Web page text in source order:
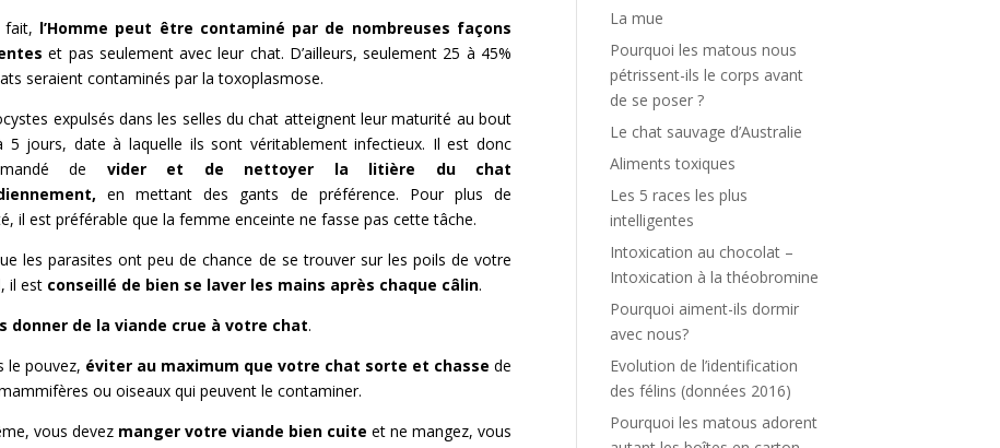
fait, l’Homme peut être contaminé par de nombreuses façons
et pas seulement avec leur chat. D’ailleurs, seulement 25 à 45%
seraient contaminés par la toxoplasmose.
expulsés dans les selles du chat atteignent leur maturité au bout
5 jours, date à laquelle ils sont véritablement infectieux. Il est donc
de vider et de nettoyer la litière du chat
en mettant des gants de préférence. Pour plus de
il est préférable que la femme enceinte ne fasse pas cette tâche.
les parasites ont peu de chance de se trouver sur les poils de votre
il est conseillé de bien se laver les mains après chaque câlin.
donner de la viande crue à votre chat.
le pouvez, éviter au maximum que votre chat sorte et chasse de
ou oiseaux qui peuvent le contaminer.
vous devez manger votre viande bien cuite et ne mangez, vous
La mue
Pourquoi les matous nous
pétrissent-ils le corps avant
de se poser ?
Le chat sauvage d’Australie
Aliments toxiques
Les 5 races les plus
intelligentes
Intoxication au chocolat –
Intoxication à la théobromine
Pourquoi aiment-ils dormir
avec nous?
Evolution de l’identification
des félins (données 2016)
Pourquoi les matous adorent